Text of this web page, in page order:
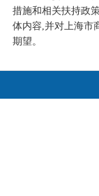
措施和相关扶持政
体内容,并对上海市
期望。